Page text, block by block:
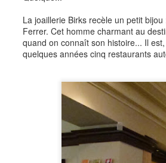
La joaillerie Birks recèle un petit
Ferrer. Cet homme charmant au
quand on connaît son histoire... Il
quelques années cinq restaurants